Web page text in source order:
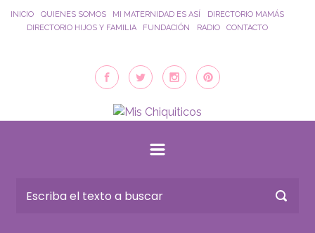
Saltar al contenido principal
INICIO QUIENES SOMOS MI MATERNIDAD ES ASÍ
DIRECTORIO MAMÁS
DIRECTORIO HIJOS Y FAMILIA
FUNDACIÓN RADIO CONTACTO